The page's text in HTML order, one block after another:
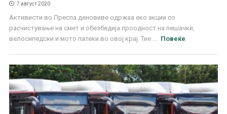
7 август 2020
Активисти во Преспа деновиве одржаа еко акции со
расчистување на смет и обезбедија проодност на пешачки,
велосипедски и мото патеки во овој крај. Тие ...
Повеќе